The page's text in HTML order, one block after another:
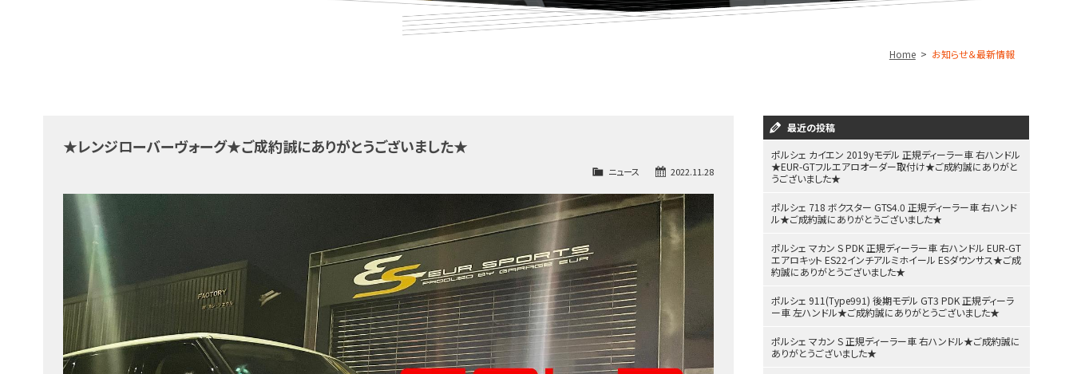
Home お知らせ＆最新情報
★レンジローバーヴォーグ★ご成約誠にありがとうございました★
2022.11.28
ニュース
最近の投稿
ポルシェ カイエン 2019yモデル 正規ディーラー車 右ハンドル
★EUR-GTフルエアロオーダー取付け★ご成約誠にありがと
うございました★
ポルシェ 718 ボクスター GTS4.0 正規ディーラー車 右ハンド
ル★ご成約誠にありがとうございました★
ポルシェ マカン S PDK 正規ディーラー車 右ハンドル EUR-GT
エアロキット ES22インチアルミホイール ESダウンサス★ご成
約誠にありがとうございました★
ポルシェ 911(Type991) 後期モデル GT3 PDK 正規ディーラ
ー車 左ハンドル★ご成約誠にありがとうございました★
ポルシェ マカン S 正規ディーラー車 右ハンドル★ご成約誠に
ありがとうございました★